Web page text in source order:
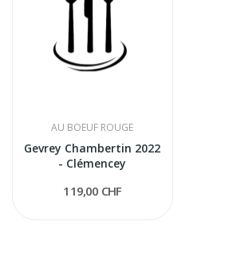
AU BOEUF ROUGE
Gevrey Chambertin 2022
- Clémencey
119,00 CHF